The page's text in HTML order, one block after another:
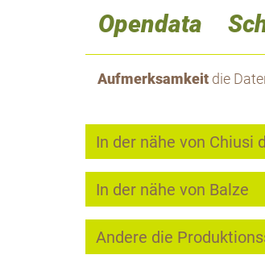
Opendata
Aufmerksamkeitdie
In der nähe von Chiusi
In der nähe von Balze
Andere die